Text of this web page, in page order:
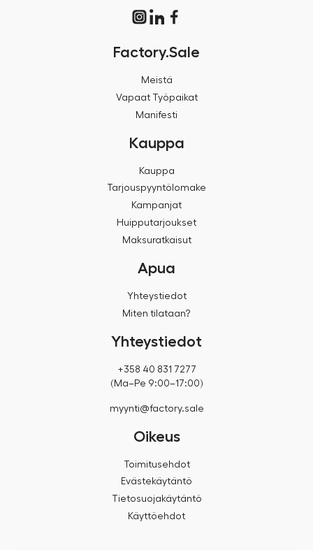
Factory.Sale
Meistä
Vapaat Työpaikat
Manifesti
Kauppa
Kauppa
Tarjouspyyntölomake
Kampanjat
Huipputarjoukset
Maksuratkaisut
Apua
Yhteystiedot
Miten tilataan?
Yhteystiedot
+358 40 831 7277
(Ma–Pe 9:00–17:00)
myynti@factory.sale
Oikeus
Toimitusehdot
Evästekäytäntö
Tietosuojakäytäntö
Käyttöehdot